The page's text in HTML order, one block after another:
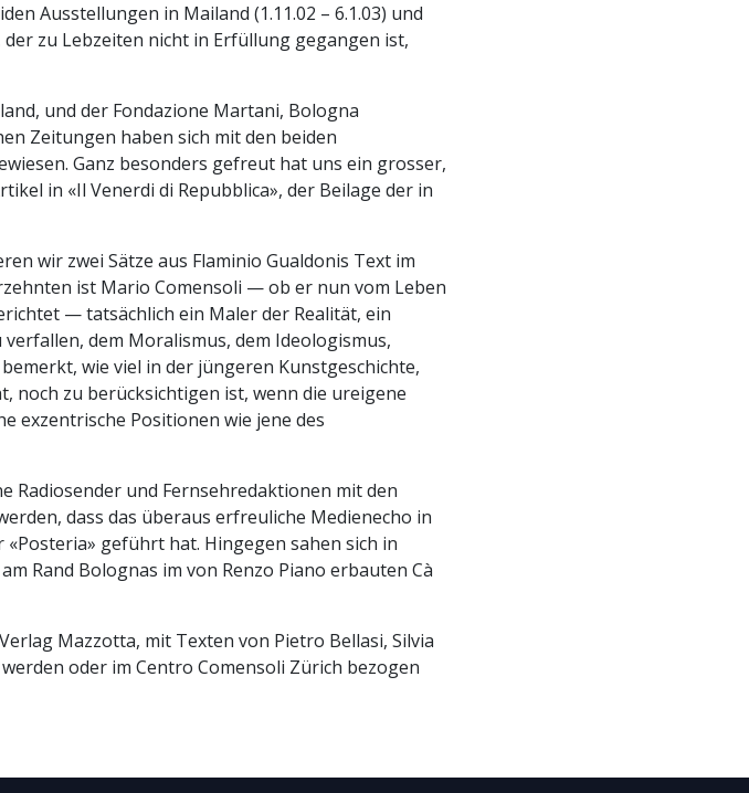
Ausstellungen in Mailand (1.11.02 – 6.1.03) und
der zu Lebzeiten nicht in Erfüllung gegangen ist,
und der Fondazione Martani, Bologna
Zeitungen haben sich mit den beiden
Ganz besonders gefreut hat uns ein grosser,
in «Il Venerdi di Repubblica», der Beilage der in
wir zwei Sätze aus Flaminio Gualdonis Text im
ist Mario Comensoli — ob er nun vom Leben
— tatsächlich ein Maler der Realität, ein
dem Moralismus, dem Ideologismus,
wie viel in der jüngeren Kunstgeschichte,
noch zu berücksichtigen ist, wenn die ureigene
exzentrische Positionen wie jene des
Radiosender und Fernsehredaktionen mit den
dass das überaus erfreuliche Medienecho in
geführt hat. Hingegen sahen sich in
Rand Bolognas im von Renzo Piano erbauten Cà
Mazzotta, mit Texten von Pietro Bellasi, Silvia
oder im Centro Comensoli Zürich bezogen